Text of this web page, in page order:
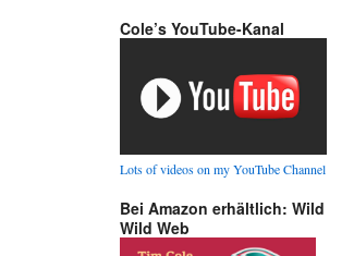
Cole’s YouTube-Kanal
Lots of videos on my YouTube Channel
Bei Amazon erhältlich: Wild
Wild Web